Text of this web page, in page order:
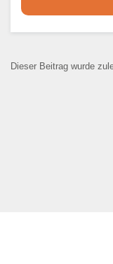
Dieser Beitrag wurde